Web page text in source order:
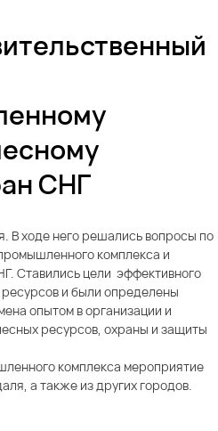
СНГ
В ходе него решались вопросы по
комплекса и
Ставились цели эффективного
и были определены
опытом в организации и
ресурсов, охраны и защиты
комплекса мероприятие
а также из других городов.